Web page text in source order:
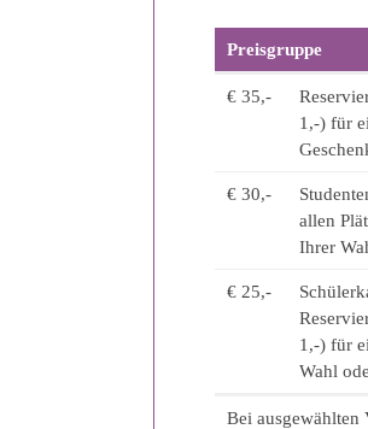
Preisgruppe
€ 35,-
1,-) für
€ 30,-
allen
Ihrer
€ 25,-
1,-) für
Wahl
Bei ausgewählten